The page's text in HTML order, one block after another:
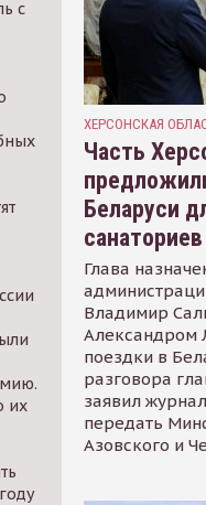
с
их
ХЕРСОНСКАЯ
Часть
Беларуси
санаториев
Глава
Владимир
Александром
поездки в
разговора
заявил
передать
Азовского и